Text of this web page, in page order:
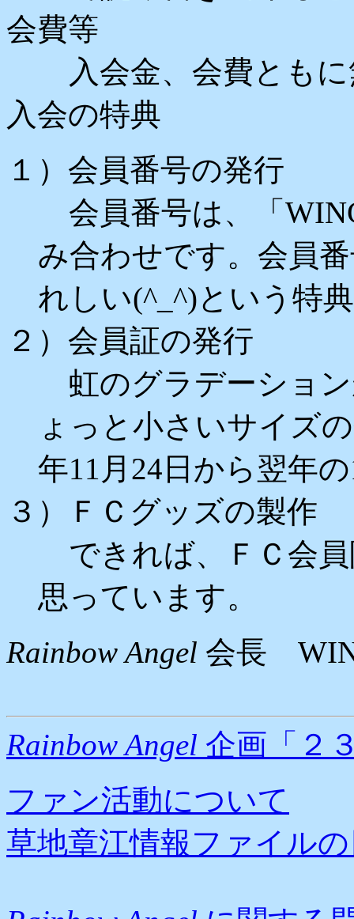
会費等
入会金、会費ともに
入会の特典
１）会員番号の発行
会員番号は、「
み合わせです。会員
れしい(^_^)という特
２）会員証の発行
虹のグラデーショ
ょっと小さいサイズ
年11月24日から翌年
３）ＦＣグッズの製作
できれば、ＦＣ会
思っています。
Rainbow Angel 会長
Rainbow Angel 企画「２
ファン活動について
草地章江情報ファイル